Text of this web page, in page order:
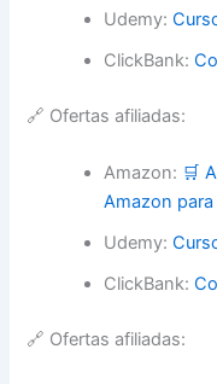
Udemy:
ClickBank:
🔗 Ofertas afiliadas:
Amazon: 🛒
Amazon
Udemy:
ClickBank:
🔗 Ofertas afiliadas: